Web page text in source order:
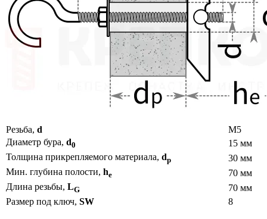
Резьба, d
M5
Диаметр бура, d0
15 мм
Толщина прикрепляемого материала, dp
30 мм
Мин. глубина полости, he
70 мм
Длина резьбы, LG
70 мм
Размер под ключ, SW 8